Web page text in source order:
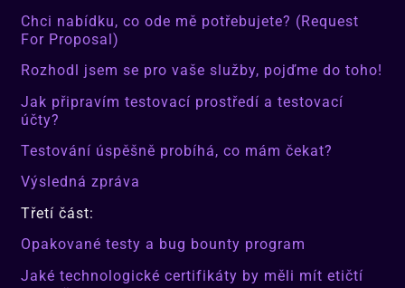
Chci nabídku, co ode mě potřebujete? (Request
For Proposal)
Rozhodl jsem se pro vaše služby, pojďme do toho!
Jak připravím testovací prostředí a testovací
účty?
Testování úspěšně probíhá, co mám čekat?
Výsledná zpráva
Třetí část:
Opakované testy a bug bounty program
Jaké technologické certifikáty by měli mít etičtí